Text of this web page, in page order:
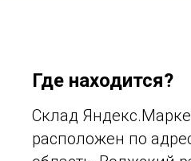
Где находится?
Склад
расположен по